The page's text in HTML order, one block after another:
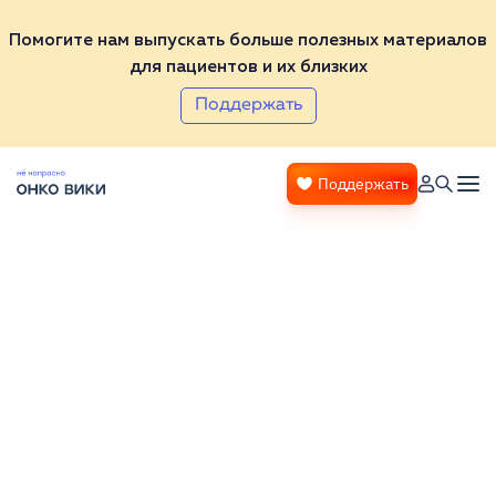
Помогите нам выпускать больше полезных материалов
для пациентов и их близких
Поддержать
Поддержать